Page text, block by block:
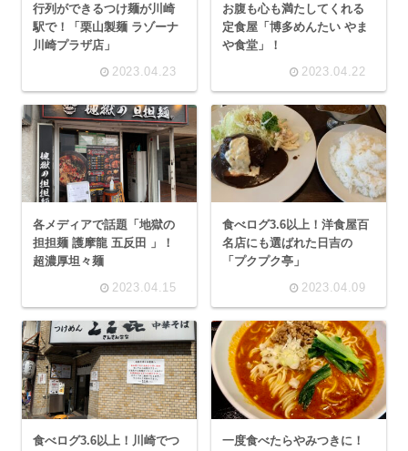
行列ができるつけ麺が川崎
駅で！「栗山製麺 ラゾーナ
川崎プラザ店」
2023.04.23
お腹も心も満たしてくれる
定食屋「博多めんたい やま
や食堂」！
2023.04.22
各メディアで話題「地獄の
担担麺 護摩龍 五反田 」！
超濃厚坦々麺
2023.04.15
食べログ3.6以上！洋食屋百
名店にも選ばれた日吉の
「プクプク亭」
2023.04.09
食べログ3.6以上！川崎でつ
一度食べたらやみつきに！